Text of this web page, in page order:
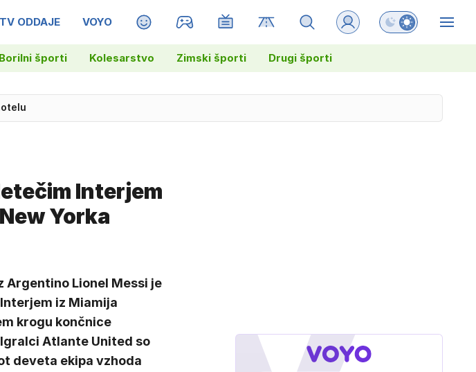
TV ODDAJE VOYO MAGAZIN Preklopi barvni
Borilni športi Kolesarstvo Zimski športi Drugi športi
Interjem
Yorka
Argentino Lionel Messi je
iz Miamija
krogu končnice
Atlante United so
deveta ekipa vzhoda